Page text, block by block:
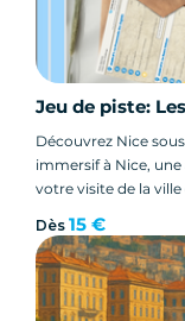
Visite active
Découverte
Expérience
Activité
Alternative
classiques
C’est une
Nice tout en
Jeu de piste:
Découvrez Nice
immersif à Nice,
votre visite de la
Dès 15 €